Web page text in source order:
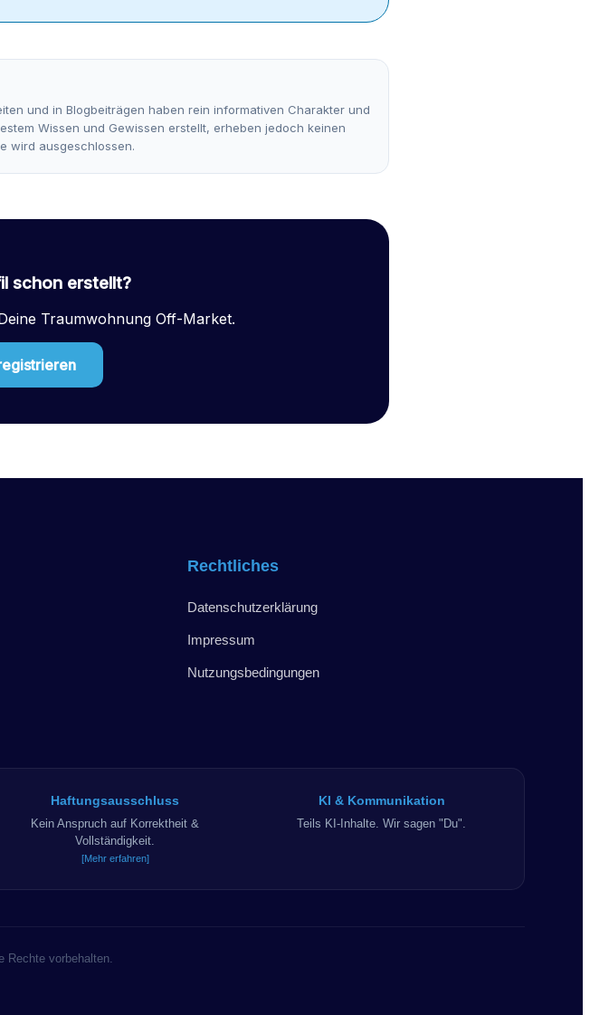
und in Blogbeiträgen haben rein informativen Charakter und
Wissen und Gewissen erstellt, erheben jedoch keinen
wird ausgeschlossen.
schon erstellt?
Traumwohnung Off-Market.
Rechtliches
Datenschutzerklärung
Impressum
Nutzungsbedingungen
Haftungsausschluss
Kein Anspruch auf Korrektheit &
Vollständigkeit.
[Mehr erfahren]
KI & Kommunikation
Teils KI-Inhalte. Wir sagen "Du".
Rechte vorbehalten.